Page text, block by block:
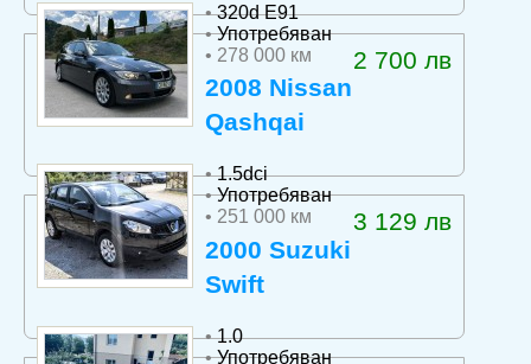
•320d E91
•Употребяван
• 278 000 км
2 700 лв
2008 Nissan
Qashqai
•1.5dci
•Употребяван
• 251 000 км
3 129 лв
2000 Suzuki
Swift
•1.0
•Употребяван